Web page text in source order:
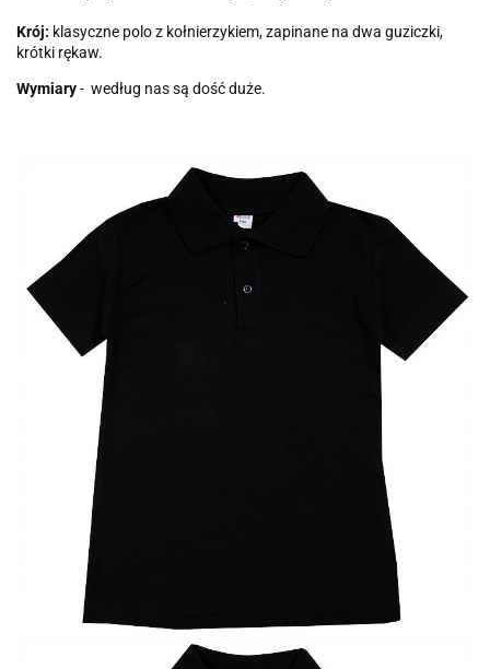
Krój: klasyczne polo z kołnierzykiem, zapinane na dwa guziczki,
krótki rękaw.
Wymiary- według nas są dość duże.